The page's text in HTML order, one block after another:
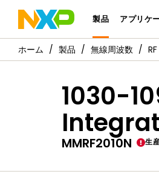
製品 アプリケ
製品 無線周波数
1030-
MMRF2010N 生